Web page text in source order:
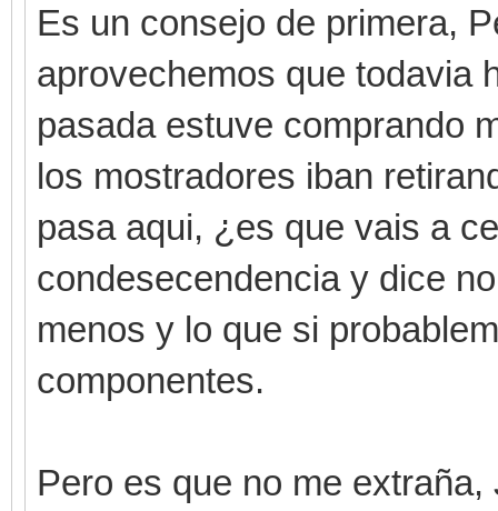
Es un consejo de primera,
aprovechemos que todavia
pasada estuve comprando
los mostradores iban
pasa aqui, ¿es que vais a
condesecendencia y dice
menos y lo que si
componentes.
Pero es que no me